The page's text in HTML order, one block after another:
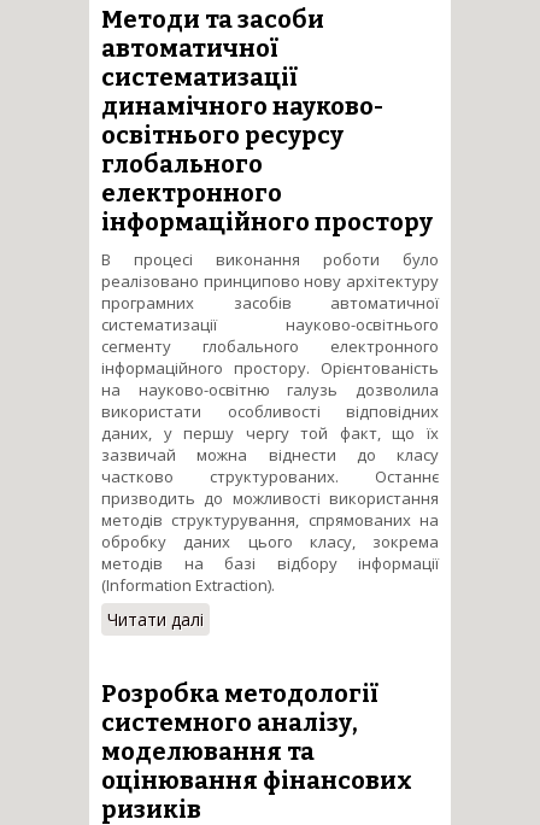
комп’ютерних систем
моніторингу критичних
об&#39;єктів
Методи та засоби
автоматичної
систематизації
динамічного науково-
освітнього ресурсу
глобального
електронного
інформаційного простору
В процесі виконання роботи було
реалізовано принципово нову архітектуру
програмних засобів автоматичної
систематизації науково-освітнього
сегменту глобального електронного
інформаційного простору. Орієнтованість
на науково-освітню галузь дозволила
використати особливості відповідних
даних, у першу чергу той факт, що їх
зазвичай можна віднести до класу
частково структурованих. Останнє
призводить до можливості використання
методів структурування, спрямованих на
обробку даних цього класу, зокрема
методів на базі відбору інформації
(Information Extraction).
Читати далі
автоматичної систематизації
освітнього ресурсу
глобального електронного
інформаційного простору
Розробка методології
системного аналізу,
моделювання та
оцінювання фінансових
ризиків